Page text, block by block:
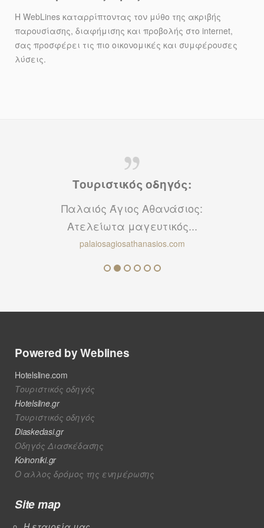
Η WebLines καταρρίπτοντας τον μύθο της ακριβής
παρουσίασης, διαφήμισης και προβολής στο internet,
σας προσφέρει τις πιο οικονομικές και συμφέρουσες
λύσεις.
Τουριστικός οδηγός:
Παλαιός Άγιος Αθανάσιος:
Ατελείωτα μαγευτικός...
palaiosagiosathanasios.com
Powered by Weblines
Hotelsline.com
Τουριστικός οδηγός
Hotelsline.gr
Τουριστικός οδηγός
Diaskedasi.gr
Οδηγός Διασκέδασης
Koinoniki.gr
Ο αλλος δρόμος της ενημέρωσης
Site map